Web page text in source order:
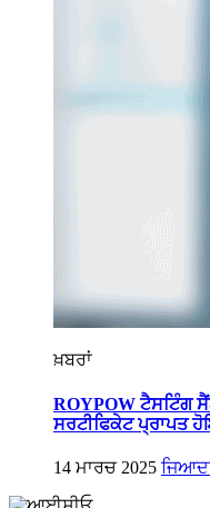
ਖ਼ਬਰਾਂ
ROYPOW ਟੈਸਟਿੰਗ
ਸਰਟੀਫਿਕੇਟ ਪ੍ਰਾਪਤ
14 ਮਾਰਚ 2025